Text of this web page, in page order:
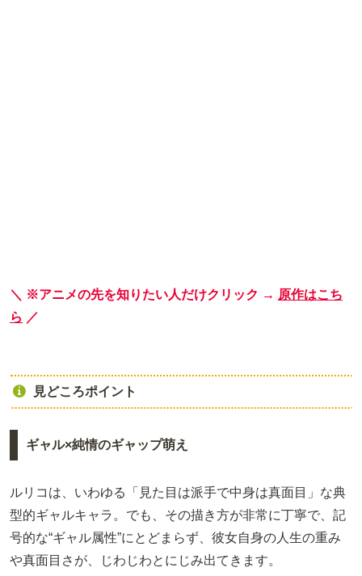
＼ ※アニメの先を知りたい人だけクリック → 原作はこち
ら ／
見どころポイント
ギャル×純情のギャップ萌え
ルリコは、いわゆる「見た目は派手で中身は真面目」な典
型的ギャルキャラ。でも、その描き方が非常に丁寧で、記
号的な“ギャル属性”にとどまらず、彼女自身の人生の重み
や真面目さが、じわじわとにじみ出てきます。